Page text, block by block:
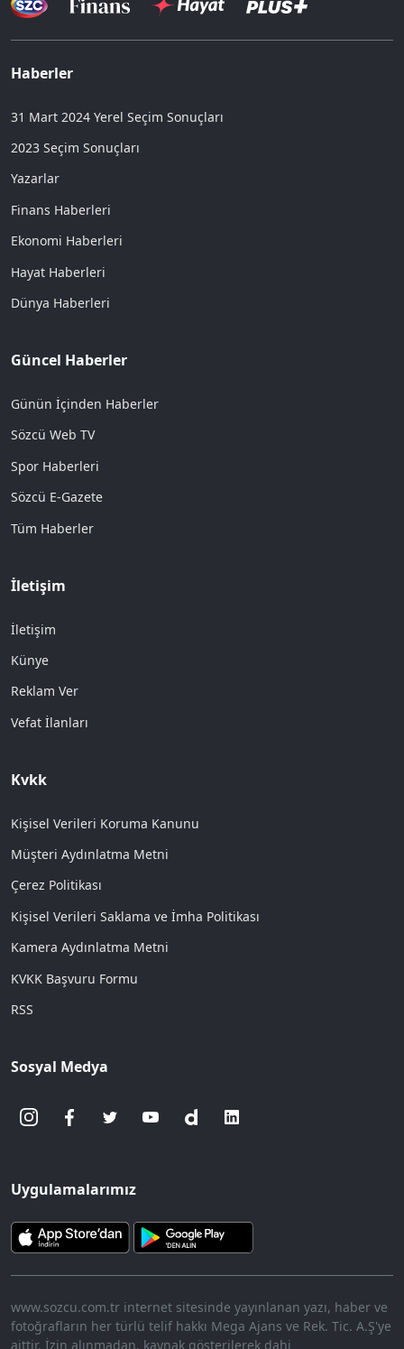
Haberler
31 Mart 2024 Yerel Seçim Sonuçları
2023 Seçim Sonuçları
Yazarlar
Finans Haberleri
Ekonomi Haberleri
Hayat Haberleri
Dünya Haberleri
Güncel Haberler
Günün İçinden Haberler
Sözcü Web TV
Spor Haberleri
Sözcü E-Gazete
Tüm Haberler
İletişim
İletişim
Künye
Reklam Ver
Vefat İlanları
Kvkk
Kişisel Verileri Koruma Kanunu
Müşteri Aydınlatma Metni
Çerez Politikası
Kişisel Verileri Saklama ve İmha Politikası
Kamera Aydınlatma Metni
KVKK Başvuru Formu
RSS
Sosyal Medya
Uygulamalarımız
www.sozcu.com.tr internet sitesinde yayınlanan yazı, haber ve
fotoğrafların her türlü telif hakkı Mega Ajans ve Rek. Tic. A.Ş'ye
aittir. İzin alınmadan, kaynak gösterilerek dahi